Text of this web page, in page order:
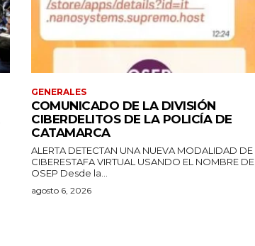
GENERALES
COMUNICADO DE LA DIVISIÓN
CIBERDELITOS DE LA POLICÍA DE
CATAMARCA
ALERTA DETECTAN UNA NUEVA MODALIDAD DE
CIBERESTAFA VIRTUAL USANDO EL NOMBRE DE
OSEP Desde la...
agosto 6, 2026